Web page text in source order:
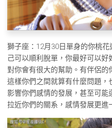
獅子座：12月30日單身的你桃
己可以順利脫單，你最好可以
對你會有很大的幫助。有伴侶的
這樣你們之間就算有什麼問題
影響你們感情的發展，甚至可
拉近你們的關系，感情發展更進